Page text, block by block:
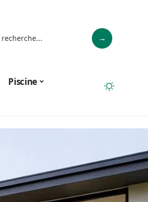
Piscine